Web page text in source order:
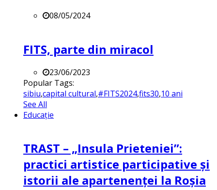
08/05/2024
FITS, parte din miracol
23/06/2023
Popular Tags:
sibiu,capital cultural,#FITS2024,fits30,10 ani
See All
Educație
TRAST – „Insula Prieteniei”:
practici artistice participative și
istorii ale apartenenței la Roșia